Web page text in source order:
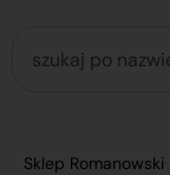
Sklep Romanowski